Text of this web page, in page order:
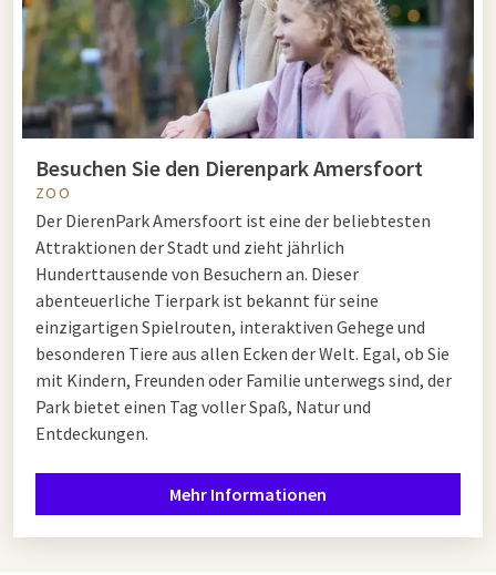
Besuchen Sie den Dierenpark Amersfoort
ZOO
Der DierenPark Amersfoort ist eine der beliebtesten
Attraktionen der Stadt und zieht jährlich
Hunderttausende von Besuchern an. Dieser
abenteuerliche Tierpark ist bekannt für seine
einzigartigen Spielrouten, interaktiven Gehege und
besonderen Tiere aus allen Ecken der Welt. Egal, ob Sie
mit Kindern, Freunden oder Familie unterwegs sind, der
Park bietet einen Tag voller Spaß, Natur und
Entdeckungen.
Mehr Informationen